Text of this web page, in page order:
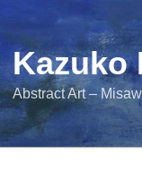
Kazuko
Abstract Art –